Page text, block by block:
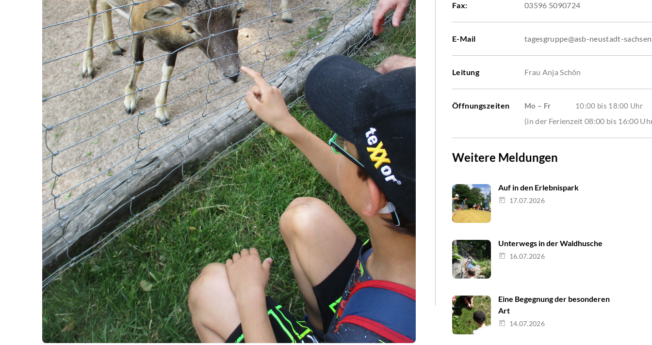
Fax: 03596 5090724
E-Mail tagesgruppe@asb-neustadt-
Leitung Frau Anja Schön
Öffnungszeiten Mo – Fr 10:00 bis 18:00 Uhr
(in der Ferienzeit 08:00 bis 16:00
Weitere Meldungen
Auf in den Erlebnispark
17.07.2026
Unterwegs in der Waldhusche
16.07.2026
Eine Begegnung der besonderen
Art
14.07.2026